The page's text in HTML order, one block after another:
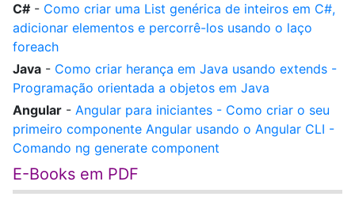
C# - Como criar uma List genérica de inteiros em C#,
adicionar elementos e percorrê-los usando o laço
foreach
Java - Como criar herança em Java usando extends -
Programação orientada a objetos em Java
Angular - Angular para iniciantes - Como criar o seu
primeiro componente Angular usando o Angular CLI -
Comando ng generate component
E-Books em PDF